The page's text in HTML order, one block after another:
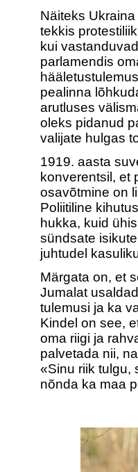
Näiteks
tekkis
kui
parlamendis
pealinna
arutluses
oleks pidanud
valijate hulgas
1919. aasta
konverentsil, et
osavõtmine on
Poliitiline
hukka, kuid
sündsate
juhtudel
Märgata on, et
Jumalat
tulemusi ja ka
Kindel on see,
oma riigi ja
palvetada nii,
«Sinu riik tulgu,
nõnda ka maa